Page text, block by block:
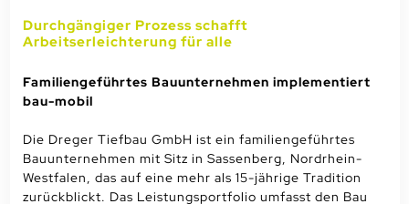
Durchgängiger Prozess schafft
Arbeitserleichterung für alle
Familiengeführtes Bauunternehmen implementiert
bau-mobil
Die Dreger Tiefbau GmbH ist ein familiengeführtes
Bauunternehmen mit Sitz in Sassenberg, Nordrhein-
Westfalen, das auf eine mehr als 15-jährige Tradition
zurückblickt. Das Leistungsportfolio umfasst den Bau